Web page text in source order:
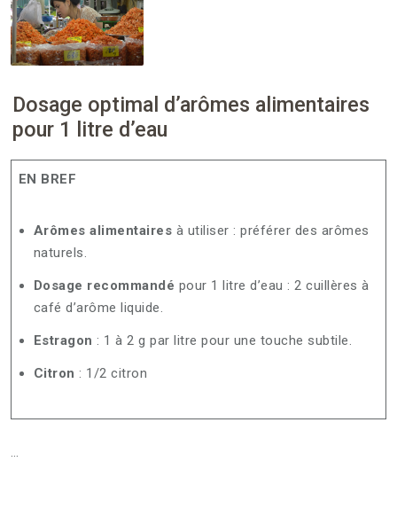
Dosage optimal d’arômes alimentaires
pour 1 litre d’eau
EN BREF
Arômes alimentaires à utiliser : préférer des arômes
naturels.
Dosage recommandé pour 1 litre d’eau : 2 cuillères à
café d’arôme liquide.
Estragon : 1 à 2 g par litre pour une touche subtile.
Citron : 1/2 citron
…